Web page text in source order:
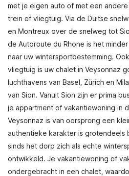
met je eigen auto of met een
trein of vliegtuig. Via de Duitse
en Montreux over de snelweg tot
de Autoroute du Rhone is het
naar uw wintersportbestemming.
vliegtuig is uw chalet in Veysonnaz
luchthavens van Basel, Zürich en
van Sion. Vanuit Sion zijn er prima
je appartment of vakantiewoning in
Veysonnaz is van oorsprong een
authentieke karakter is grotendeels
sinds het dorp zich als echte
ontwikkeld. Je vakantiewoning of
ondergebracht in een chalet,